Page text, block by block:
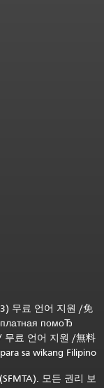
무료 언어 지원 /免
помоЂ
무료 언어 지원 /無料
sa wikang Filipino
모든 권리 보